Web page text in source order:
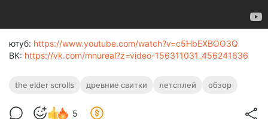
ютуб: https://www.youtube.com/watch?v=c5HbEXBOO3Q
ВК: https://vk.com/mnureal?z=video-156311031_456241636
the elder scrolls древние свитки летсплей обзор
5